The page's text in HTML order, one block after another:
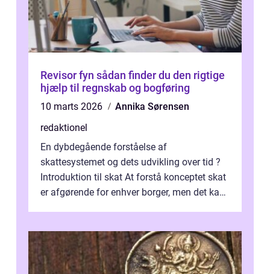
Revisor fyn sådan finder du den rigtige
hjælp til regnskab og bogføring
10 marts 2026
Annika Sørensen
redaktionel
En dybdegående forståelse af
skattesystemet og dets udvikling over tid ?
Introduktion til skat At forstå konceptet skat
er afgørende for enhver borger, men det kan